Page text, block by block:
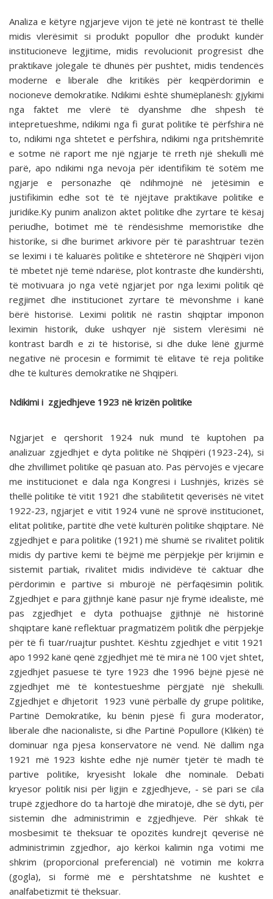
Analiza e këtyre ngjarjeve vijon të jetë në kontrast të thellë
midis vlerësimit si produkt popullor dhe produkt kundër
institucioneve legjitime, midis revolucionit progresist dhe
praktikave jolegale të dhunës për pushtet, midis tendencës
moderne e liberale dhe kritikës për keqpërdorimin e
nocioneve demokratike. Ndikimi është shumëplanësh: gjykimi
nga faktet me vlerë të dyanshme dhe shpesh të
intepretueshme, ndikimi nga fi gurat politike të përfshira në
to, ndikimi nga shtetet e përfshira, ndikimi nga pritshëmritë
e sotme në raport me një ngjarje të rreth një shekulli më
parë, apo ndikimi nga nevoja për identifikim të sotëm me
ngjarje e personazhe që ndihmojnë në jetësimin e
justifikimin edhe sot të të njëjtave praktikave politike e
juridike.Ky punim analizon aktet politike dhe zyrtare të kësaj
periudhe, botimet më të rëndësishme memoristike dhe
historike, si dhe burimet arkivore për të parashtruar tezën
se leximi i të kaluarës politike e shtetërore në Shqipëri vijon
të mbetet një temë ndarëse, plot kontraste dhe kundërshti,
të motivuara jo nga vetë ngjarjet por nga leximi politik që
regjimet dhe institucionet zyrtare të mëvonshme i kanë
bërë historisë. Leximi politik në rastin shqiptar imponon
leximin historik, duke ushqyer një sistem vlerësimi në
kontrast bardh e zi të historisë, si dhe duke lënë gjurmë
negative në procesin e formimit të elitave të reja politike
dhe të kulturës demokratike në Shqipëri.
Ndikimi i zgjedhjeve 1923 në krizën politike
Ngjarjet e qershorit 1924 nuk mund të kuptohen pa
analizuar zgjedhjet e dyta politike në Shqipëri (1923-24), si
dhe zhvillimet politike që pasuan ato. Pas përvojës e vjecare
me institucionet e dala nga Kongresi i Lushnjës, krizës së
thellë politike të vitit 1921 dhe stabilitetit qeverisës në vitet
1922-23, ngjarjet e vitit 1924 vunë në sprovë institucionet,
elitat politike, partitë dhe vetë kulturën politike shqiptare. Në
zgjedhjet e para politike (1921) më shumë se rivalitet politik
midis dy partive kemi të bëjmë me përpjekje për krijimin e
sistemit partiak, rivalitet midis individëve të caktuar dhe
përdorimin e partive si mburojë në përfaqësimin politik.
Zgjedhjet e para gjithnjë kanë pasur një frymë idealiste, më
pas zgjedhjet e dyta pothuajse gjithnjë në historinë
shqiptare kanë reflektuar pragmatizëm politik dhe përpjekje
për të fi tuar/ruajtur pushtet. Kështu zgjedhjet e vitit 1921
apo 1992 kanë qenë zgjedhjet më të mira në 100 vjet shtet,
zgjedhjet pasuese të tyre 1923 dhe 1996 bëjnë pjesë në
zgjedhjet më të kontestueshme përgjatë një shekulli.
Zgjedhjet e dhjetorit 1923 vunë përballë dy grupe politike,
Partinë Demokratike, ku bënin pjesë fi gura moderator,
liberale dhe nacionaliste, si dhe Partinë Popullore (Klikën) të
dominuar nga pjesa konservatore në vend. Në dallim nga
1921 më 1923 kishte edhe një numër tjetër të madh të
partive politike, kryesisht lokale dhe nominale. Debati
kryesor politik nisi për ligjin e zgjedhjeve, - së pari se cila
trupë zgjedhore do ta hartojë dhe miratojë, dhe së dyti, për
sistemin dhe administrimin e zgjedhjeve. Për shkak të
mosbesimit të theksuar të opozitës kundrejt qeverisë në
administrimin zgjedhor, ajo kërkoi kalimin nga votimi me
shkrim (proporcional preferencial) në votimin me kokrra
(gogla), si formë më e përshtatshme në kushtet e
analfabetizmit të theksuar.